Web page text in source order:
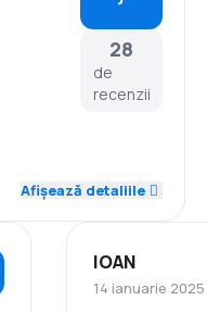
28
de
recenzii
4,2
Afișează detaliile
IOAN
14 ianuarie 2025